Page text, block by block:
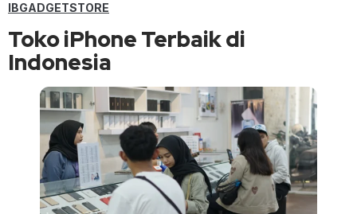
IBGADGETSTORE
Toko iPhone Terbaik di
Indonesia